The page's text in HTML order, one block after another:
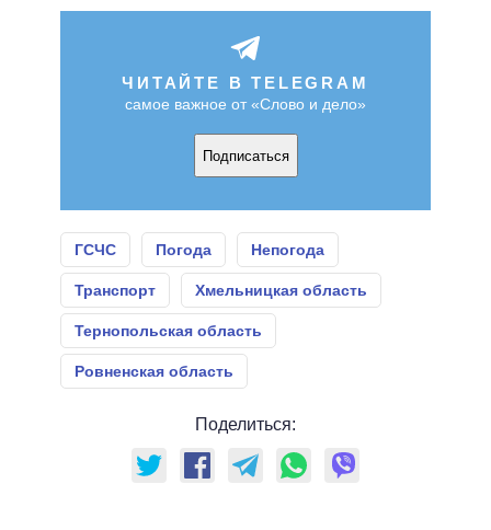
ЧИТАЙТЕ В TELEGRAM
самое важное от «Слово и дело»
Подписаться
ГСЧС Погода Непогода
Транспорт Хмельницкая область
Тернопольская область
Ровненская область
Поделиться: